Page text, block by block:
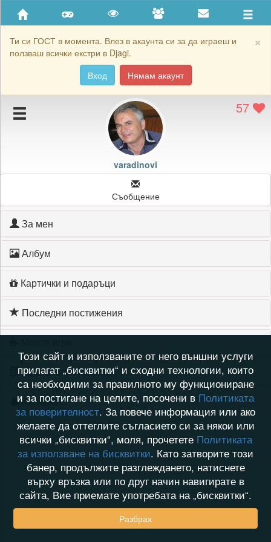
×
Ти си ГОСТ в момента. Влез в акаунта си за да играеш и
ползваш всички екстри в Djagi.
Вход
Нямам акаунт
Приятели
Хронология на игри
Подаръците на varadinovi
Картичките на varadinovi
57
varadinovi
Съобщение
За мен
Албум
Картички и подаръци
Последни постижения
Хронология на игри
Активност
Този сайт и използваните от него външни услуги
прилагат „бисквитки“ и сходни технологии, които
са необходими за правилното му функциониране
и за постигане на целите, посочени в Политиката
за поверителност. За повече информация или ако
желаете да оттеглите съгласието си за някои или
всички „бисквитки“, моля, прочетете Политиката
за използване на бисквитки. Като затворите този
банер, продължите разглеждането, натиснете
върху връзка или по друг начин навигирате в
сайта, Вие приемате употребата на „бисквитки“.
Разбрах